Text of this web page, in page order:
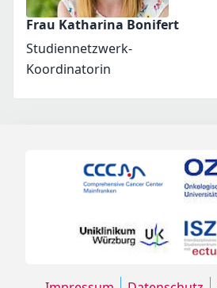
Frau Katharina Bonifert
Studiennetzwerk-
Koordinatorin